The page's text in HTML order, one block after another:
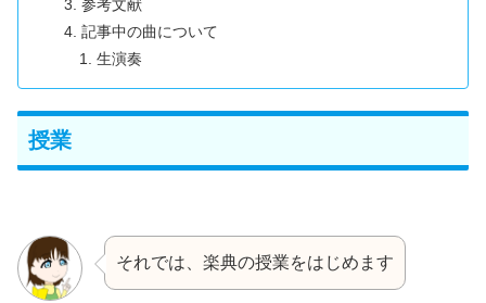
参考文献
記事中の曲について
生演奏
授業
それでは、楽典の授業をはじめます